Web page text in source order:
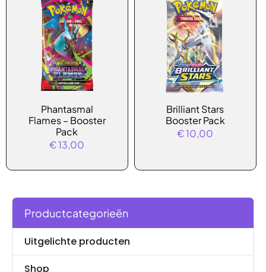
Phantasmal
Flames – Booster
Pack
€13,00
Brilliant Stars
Booster Pack
€10,00
Productcategorieën
Uitgelichte producten
Shop